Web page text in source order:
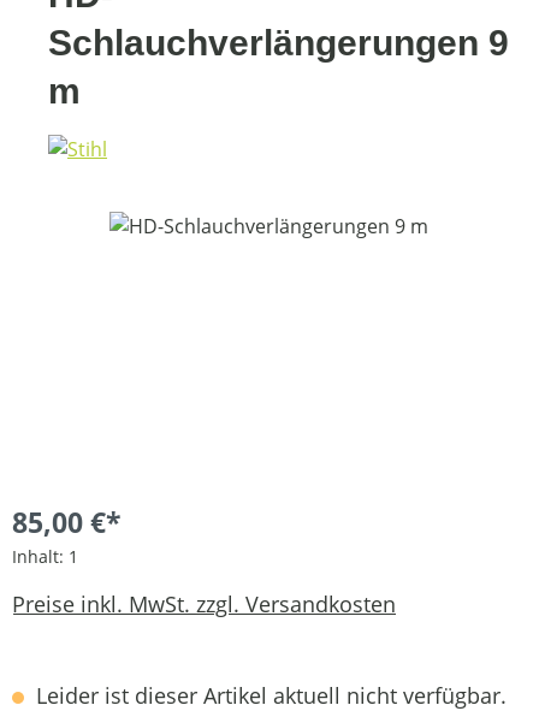
Schlauchverlängerungen 9
m
Bildergalerie überspringen
85,00 €*
Inhalt: 1
Preise inkl. MwSt. zzgl. Versandkosten
Leider ist dieser Artikel aktuell nicht verfügbar.